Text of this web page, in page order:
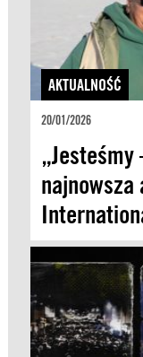
AKTUALNOŚĆ
20/01/2026
najnowsza